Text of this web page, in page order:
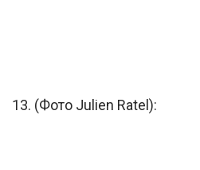
13. (Фото Julien Ratel):